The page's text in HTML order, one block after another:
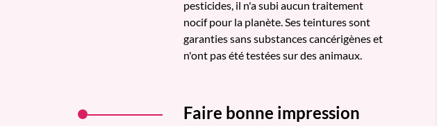
pesticides, il n'a subi aucun traitement
nocif pour la planète. Ses teintures sont
garanties sans substances cancérigènes et
n'ont pas été testées sur des animaux.
Faire bonne impression